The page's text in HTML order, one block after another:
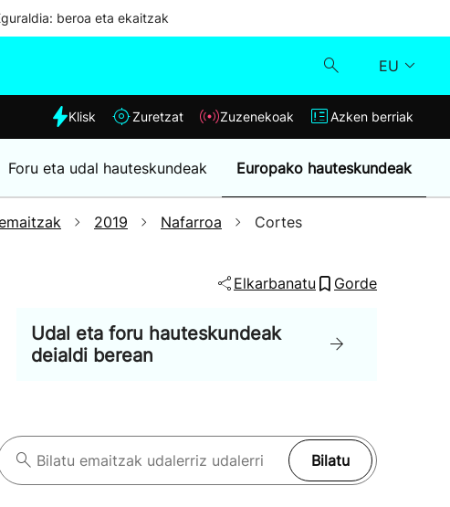
beroa eta ekaitzak
EU
Eguraldia
Klisk
Zuzenekoak
Azken berriak
Klisk Zuretzat Zuzenekoak Azken berriak
Foru eta udal hauteskundeak Europako hauteskundeak
2019 Nafarroa Cortes
Elkarbanatu Gorde
Udal eta foru hauteskundeak
deialdi berean
Bilatu